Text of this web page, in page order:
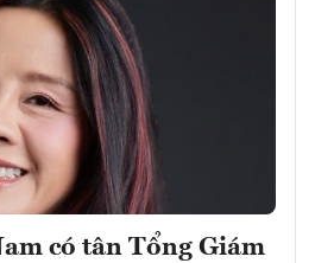
có tân Tổng Giám